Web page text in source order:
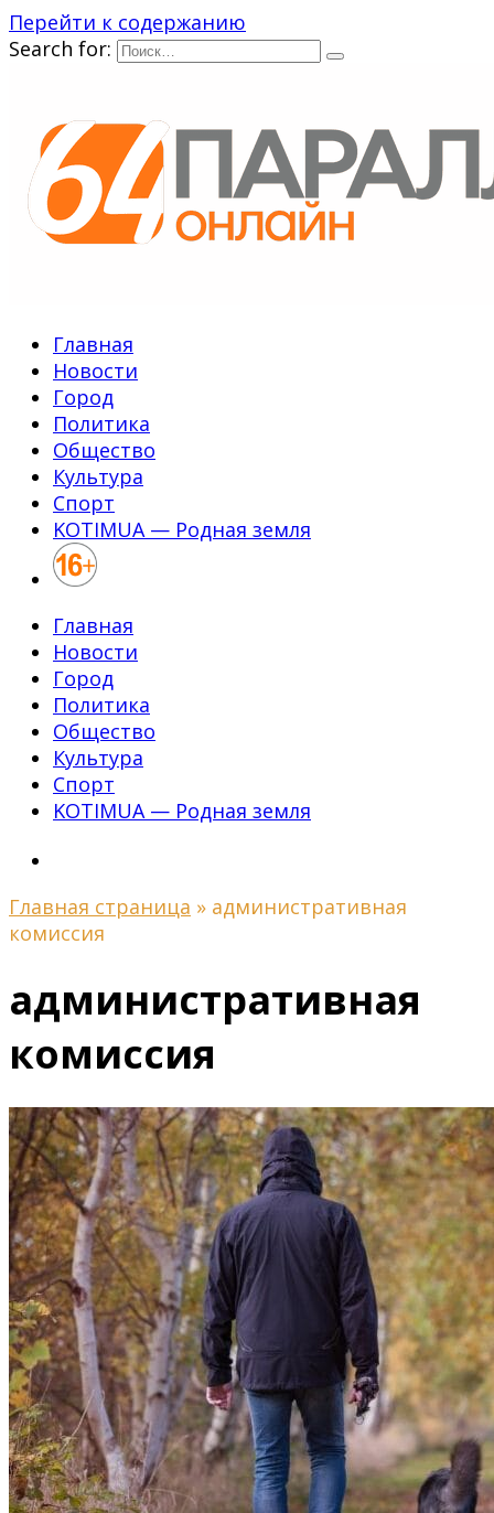
Перейти к содержанию
Search for:
Главная
Новости
Город
Политика
Общество
Культура
Спорт
KOTIMUA — Родная земля
Главная
Новости
Город
Политика
Общество
Культура
Спорт
KOTIMUA — Родная земля
Главная страница » административная
комиссия
административная
комиссия